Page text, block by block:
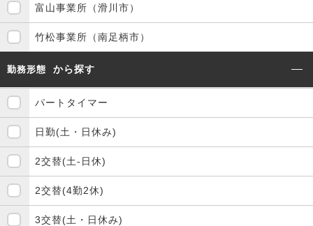
富山事業所（滑川市）
竹松事業所（南足柄市）
勤務形態 から探す
パートタイマー
日勤(土・日休み)
2交替(土-日休)
2交替(4勤2休)
3交替(土・日休み)